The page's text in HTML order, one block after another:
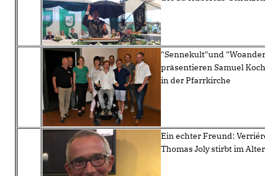
"Sennekult"und
präsentieren Samuel
in der Pfarrkirche
Ein echter Freund:
Thomas Joly stirbt im